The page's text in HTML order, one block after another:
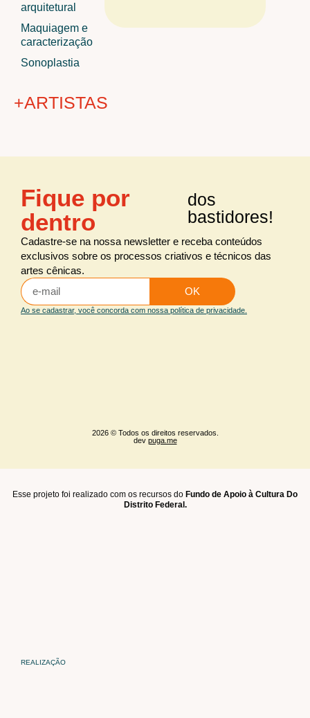
arquitetural
Maquiagem e
caracterização
Sonoplastia
+ARTISTAS
Audiovisual
Cenografia
Figurino
Iluminação
Iluminação arquitetural
Maquiagem e caracterização
artistas
2026 © Todos os direitos reservados.
dev puga.me
dos
bastidores!
Fique por
dentro
Cadastre-se na nossa newsletter e receba conteúdos
exclusivos sobre os processos criativos e técnicos das
artes cênicas.
OK
Ao se cadastrar, você concorda com nossa política de privacidade.
Esse projeto foi realizado com os recursos do Fundo de Apoio à Cultura Do
Distrito Federal.
REALIZAÇÃO